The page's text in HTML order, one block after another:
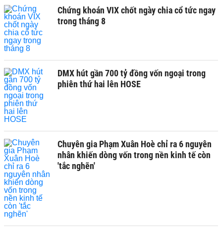
Chứng khoán VIX chốt ngày chia cổ tức ngay
trong tháng 8
DMX hút gần 700 tỷ đồng vốn ngoại trong
phiên thứ hai lên HOSE
Chuyên gia Phạm Xuân Hoè chỉ ra 6 nguyên
nhân khiến dòng vốn trong nền kinh tế còn
'tắc nghẽn'